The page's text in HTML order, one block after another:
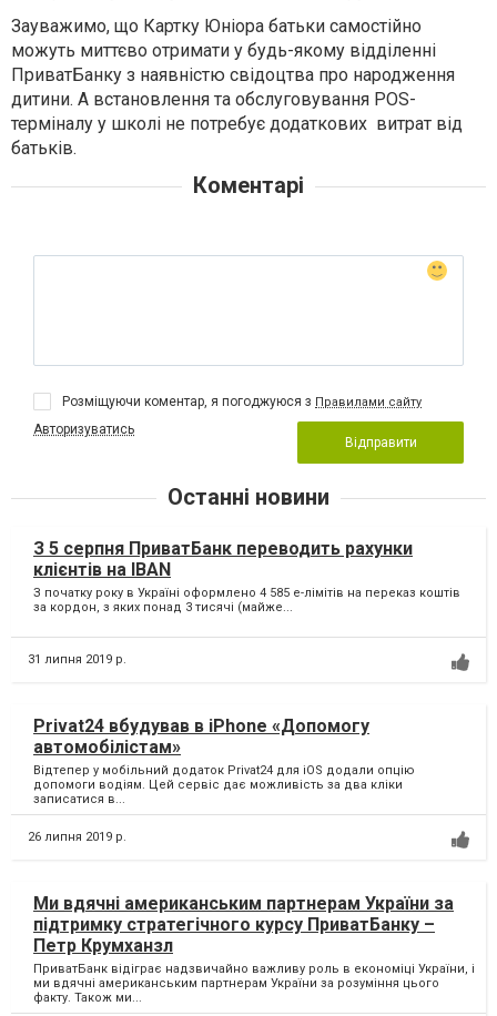
Зауважимо, що Картку Юніора батьки самостійно
можуть миттєво отримати у будь-якому відділенні
ПриватБанку з наявністю свідоцтва про народження
дитини. А встановлення та обслуговування POS-
терміналу у школі не потребує додаткових витрат від
батьків.
Коментарі
Розміщуючи коментар, я погоджуюся з Правилами сайту
Авторизуватись
Відправити
Останні новини
З 5 серпня ПриватБанк переводить рахунки
клієнтів на IBAN
З початку року в Україні оформлено 4 585 е-лімітів на переказ коштів
за кордон, з яких понад 3 тисячі (майже...
31 липня 2019 р.
Privat24 вбудував в iPhone «Допомогу
автомобілістам»
Відтепер у мобільний додаток Privat24 для iOS додали опцію
допомоги водіям. Цей сервіс дає можливість за два кліки
записатися в...
26 липня 2019 р.
Ми вдячні американським партнерам України за
підтримку стратегічного курсу ПриватБанку –
Петр Крумханзл
ПриватБанк відіграє надзвичайно важливу роль в економіці України, і
ми вдячні американським партнерам України за розуміння цього
факту. Також ми...